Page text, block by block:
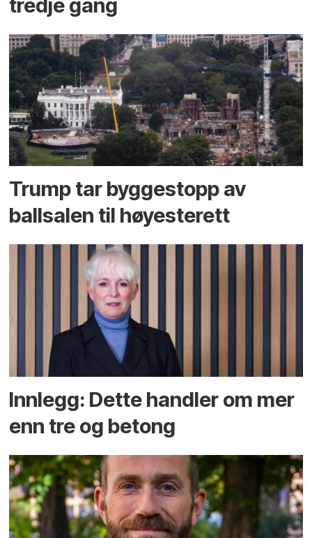
tredje gang
Trump tar byggestopp av
ballsalen til høyesterett
Innlegg: Dette handler om mer
enn tre og betong